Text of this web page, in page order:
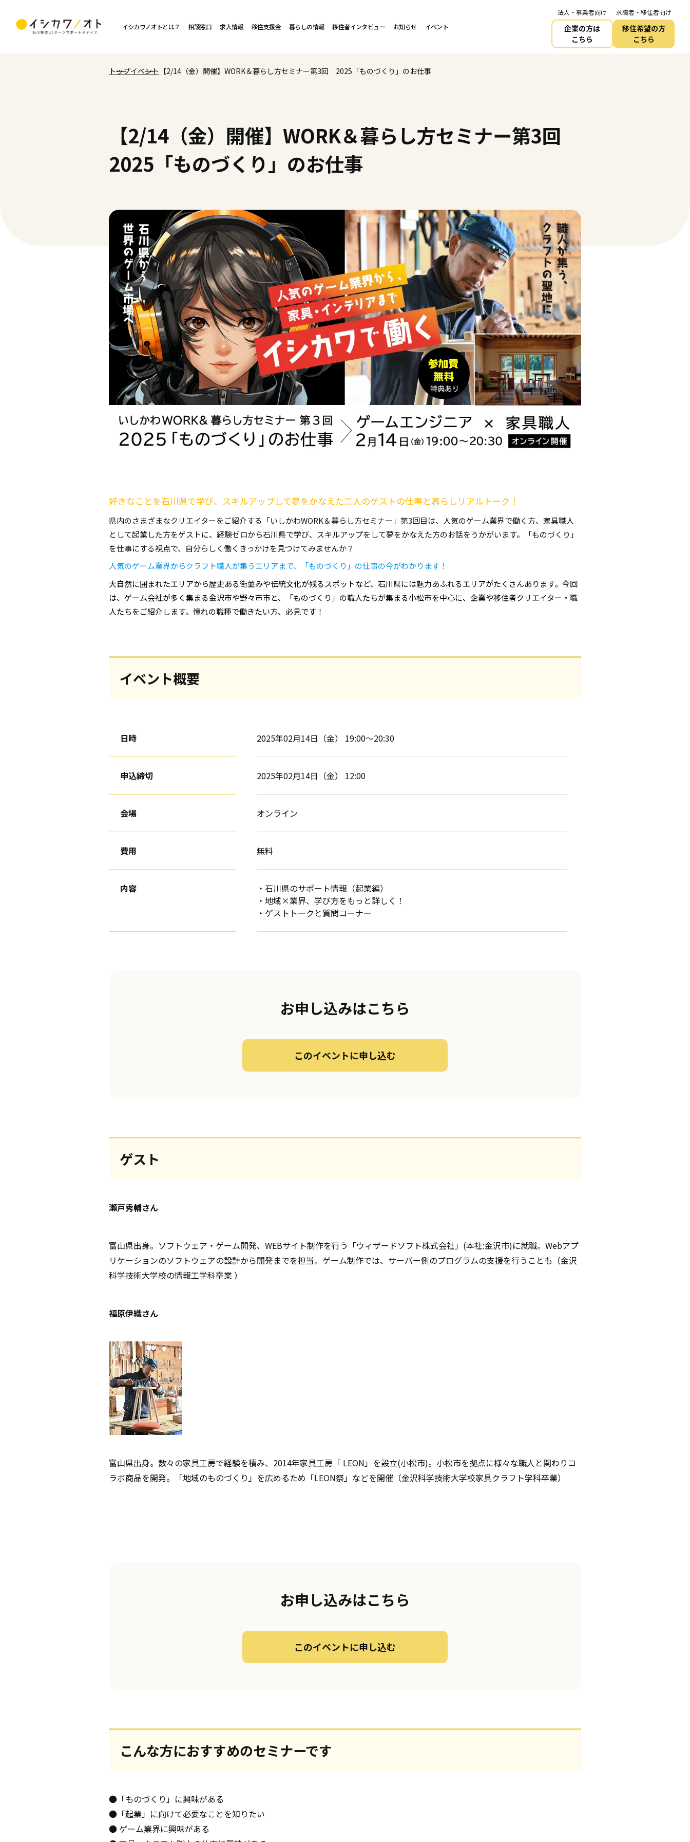
イシカワノオトとは？ 相談窓口 求人情報 移住支援金 暮らしの情報 移住者インタビュー お知らせ イベント
法人・事業者向け
企業の方は
こちら
求職者・移住者向け
移住希望の方
こちら
トップイベント 【2/14（金）開催】WORK＆暮らし方セミナー第3回 2025「ものづくり」のお仕事
【2/14（金）開催】WORK＆暮らし方セミナー第3回
2025「ものづくり」のお仕事
好きなことを石川県で学び、スキルアップして夢をかなえた二人のゲストの仕事と暮らしリアルトーク！
県内のさまざまなクリエイターをご紹介する「いしかわWORK＆暮らし方セミナー」第3回目は、人気のゲーム業界で働く方、家具職人
として起業した方をゲストに、経験ゼロから石川県で学び、スキルアップをして夢をかなえた方のお話をうかがいます。「ものづくり」
を仕事にする視点で、自分らしく働くきっかけを見つけてみませんか？
人気のゲーム業界からクラフト職人が集うエリアまで、「ものづくり」の仕事の今がわかります！
大自然に囲まれたエリアから歴史ある街並みや伝統文化が残るスポットなど、石川県には魅力あふれるエリアがたくさんあります。今回
は、ゲーム会社が多く集まる金沢市や野々市市と、「ものづくり」の職人たちが集まる小松市を中心に、企業や移住者クリエイター・職
人たちをご紹介します。憧れの職種で働きたい方、必見です！
イベント概要
日時 2025年02月14日（金） 19:00～20:30
申込締切 2025年02月14日（金） 12:00
会場 オンライン
費用 無料
内容
・石川県のサポート情報（起業編）
・地域×業界、学び方をもっと詳しく！
・ゲストトークと質問コーナー
お申し込みはこちら
このイベントに申し込む
ゲスト
瀬戸秀輔さん
富山県出身。ソフトウェア・ゲーム開発、WEBサイト制作を行う「ウィザードソフト株式会社」(本社:金沢市)に就職。Webアプ
リケーションのソフトウェアの設計から開発までを担当。ゲーム制作では、サーバー側のプログラムの支援を行うことも（金沢
科学技術大学校の情報工学科卒業 ）
福原伊織さん
富山県出身。数々の家具工房で経験を積み、2014年家具工房「 LEON」を設立(小松市)。小松市を拠点に様々な職人と関わりコ
ラボ商品を開発。「地域のものづくり」を広めるため「LEON祭」などを開催（金沢科学技術大学校家具クラフト学科卒業）
お申し込みはこちら
このイベントに申し込む
こんな方におすすめのセミナーです
●「ものづくり」に興味がある
●「起業」に向けて必要なことを知りたい
● ゲーム業界に興味がある